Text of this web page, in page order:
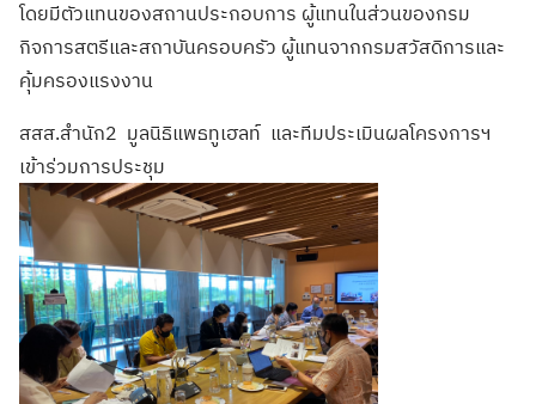
โดยมีตัวแทนของสถานประกอบการ ผู้แทนในส่วนของกรม
กิจการสตรีและสถาบันครอบครัว ผู้แทนจากกรมสวัสดิการและ
คุ้มครองแรงงาน
สสส.สำนัก2 มูลนิธิแพธทูเฮลท์ และทีมประเมินผลโครงการฯ
เข้าร่วมการประชุม